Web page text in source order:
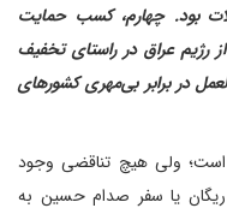
بود. چهارم، کسب حمایت
رژیم عراق در راستای تخفیف
در برابر بی‌مهری کشورهای
ولی هیچ تناقضی وجود
ریگان یا سفر صدام حسین به